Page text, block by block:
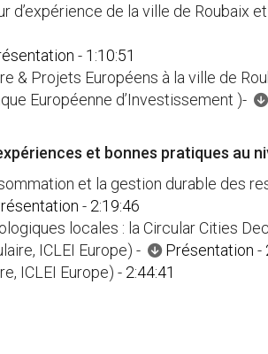
d’expérience de la ville de Roubaix
- 1:10:51
& Projets Européens à la ville de
Européenne d’Investissement )-
et bonnes pratiques au
et la gestion durable des
- 2:19:46
locales : la Circular Cities
ICLEI Europe) - Présentation -
ICLEI Europe) - 2:44:41